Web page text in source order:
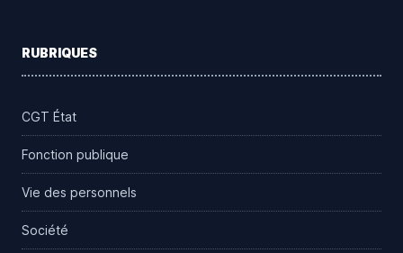
RUBRIQUES
CGT État
Fonction publique
Vie des personnels
Société